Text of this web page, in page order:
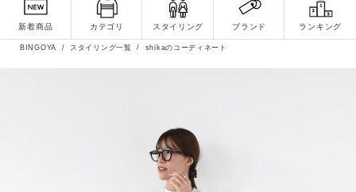
新着商品 カテゴリ スタイリング ブランド ランキング
詳細検索
BINGOYA スタイリング一覧 shikaのコーディネート